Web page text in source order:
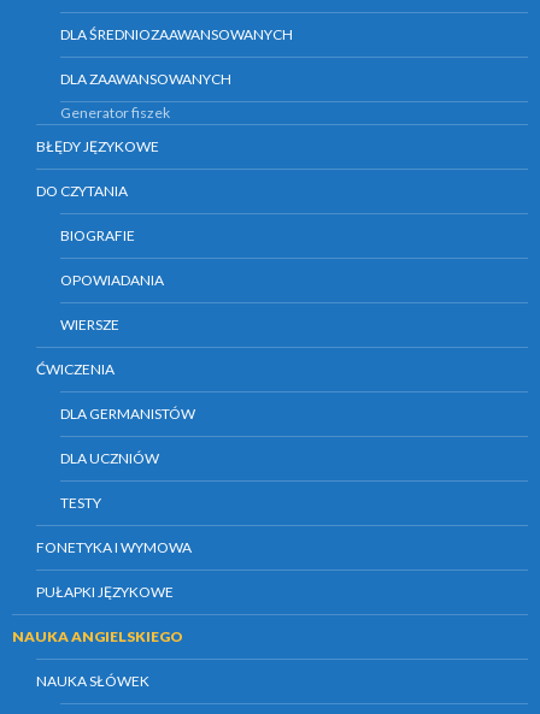
DLA ŚREDNIOZAAWANSOWANYCH
DLA ZAAWANSOWANYCH
Generator fiszek
BŁĘDY JĘZYKOWE
DO CZYTANIA
BIOGRAFIE
OPOWIADANIA
WIERSZE
ĆWICZENIA
DLA GERMANISTÓW
DLA UCZNIÓW
TESTY
FONETYKA I WYMOWA
PUŁAPKI JĘZYKOWE
NAUKA ANGIELSKIEGO
NAUKA SŁÓWEK